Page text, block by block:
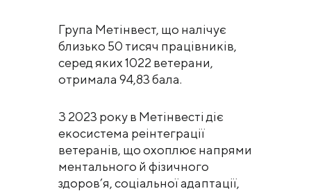
Група Метінвест, що налічує
близько 50 тисяч працівників,
серед яких 1022 ветерани,
отримала 94,83 бала.
З 2023 року в Метінвесті діє
екосистема реінтеграції
ветеранів, що охоплює напрями
ментального й фізичного
здоров’я, соціальної адаптації,